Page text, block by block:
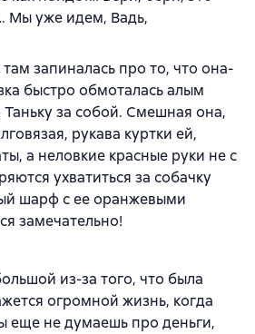
Мы уже идем, Вадь,
запиналась про то, что она-
быстро обмоталась алым
за собой. Смешная она,
рукава куртки ей,
а неловкие красные руки не с
ухватиться за собачку
шарф с ее оранжевыми
замечательно!
из-за того, что была
огромной жизнь, когда
еще не думаешь про деньги,